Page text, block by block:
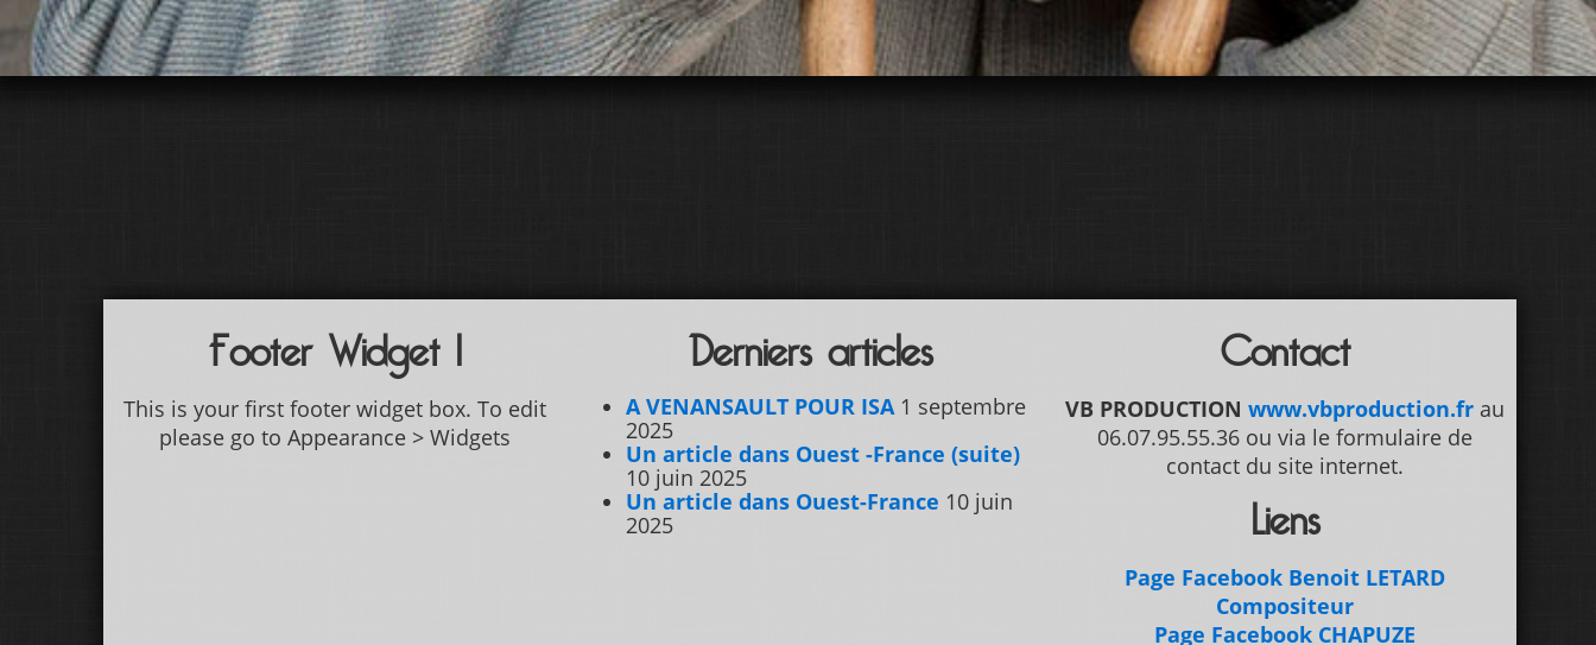
Footer Widget 1
This is your first footer widget box. To edit
please go to Appearance > Widgets
Derniers articles
A VENANSAULT POUR ISA 1 septembre
2025
Un article dans Ouest -France (suite)
10 juin 2025
Un article dans Ouest-France 10 juin
2025
Contact
VB PRODUCTION www.vbproduction.fr au
06.07.95.55.36 ou via le formulaire de
contact du site internet.
Liens
Page Facebook Benoit LETARD
Compositeur
Page Facebook CHAPUZE